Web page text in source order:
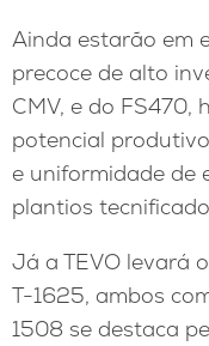
Ainda estarão em
precoce de alto
CMV, e do FS470,
potencial
e uniformidade de
plantios
Já a TEVO levará
T-1625, ambos
1508 se destaca